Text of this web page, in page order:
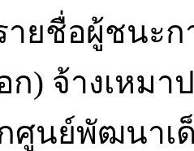
ายชื่อผู้ชนะก
ก) จ้างเหมา
ศูนย์พัฒนาเ